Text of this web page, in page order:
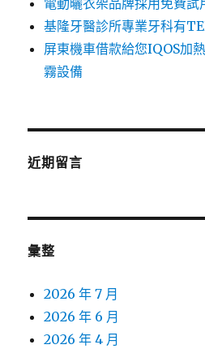
電動曬衣架品牌採用免費
基隆牙醫診所專業牙科有
屏東機車借款給您IQOS加
霧設備
近期留言
彙整
2026 年 7 月
2026 年 6 月
2026 年 4 月